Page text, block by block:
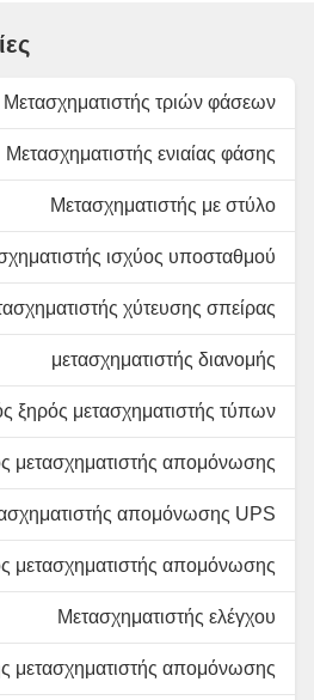
Μετασχηματιστής τριών φάσεων
Μετασχηματιστής ενιαίας φάσης
Μετασχηματιστής με στύλο
ισχύος υποσταθμού
χύτευσης σπείρας
μετασχηματιστής διανομής
ξηρός μετασχηματιστής τύπων
μετασχηματιστής απομόνωσης
απομόνωσης UPS
μετασχηματιστής απομόνωσης
Μετασχηματιστής ελέγχου
μετασχηματιστής απομόνωσης